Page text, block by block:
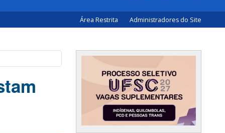
Área Restrita Administradores do Site